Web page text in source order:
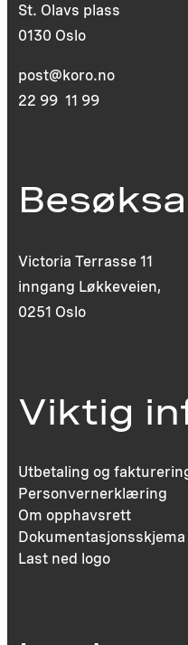
St. Olavs plass
0130 Oslo
post@koro.no
22 99 11 99
Victoria Terrasse 11
inngang Løkkeveien,
0251 Oslo
Viktig
Utbetaling og
Personvernerklæring
Om opphavsrett
Dokumentasjonsskjema
Last ned logo